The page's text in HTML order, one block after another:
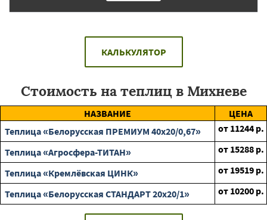
КАЛЬКУЛЯТОР
Стоимость на теплиц в Михневе
НАЗВАНИЕ
ЦЕНА
Теплица «Белорусская ПРЕМИУМ 40х20/0,67»
от 11244 р.
Теплица «Агросфера-ТИТАН»
от 15288 р.
Теплица «Кремлёвская ЦИНК»
от 19519 р.
Теплица «Белорусская СТАНДАРТ 20х20/1»
от 10200 р.